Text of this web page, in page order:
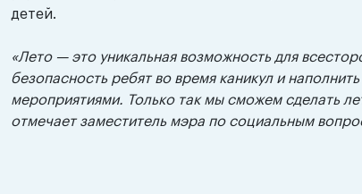
детей.
«Лето — это уникальная возможность для
безопасность ребят во время каникул и
мероприятиями. Только так мы сможем сделать
отмечает заместитель мэра по социальным